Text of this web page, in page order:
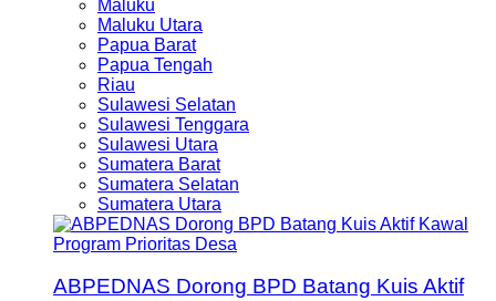
Maluku
Maluku Utara
Papua Barat
Papua Tengah
Riau
Sulawesi Selatan
Sulawesi Tenggara
Sulawesi Utara
Sumatera Barat
Sumatera Selatan
Sumatera Utara
ABPEDNAS Dorong BPD Batang Kuis Aktif